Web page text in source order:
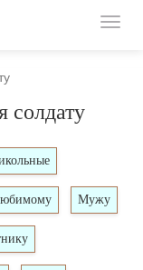
солдату
Мужу